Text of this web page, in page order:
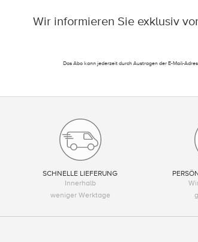
Wir informieren Sie exklusiv
Das Abo kann jederzeit durch Austragen der E-Mail-
SCHNELLE LIEFERUNG
Innerhalb
weniger Werktage